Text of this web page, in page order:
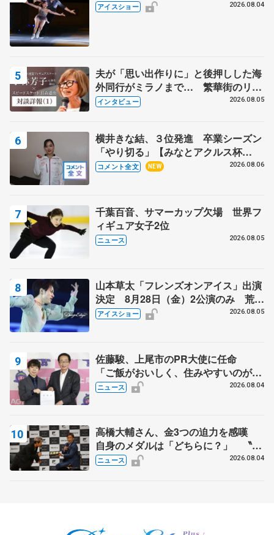
アイスショー 2026.08.04
夫が「思い出作りに」と後押しした海
外同行がミラノまで… 繁華街のリン
クでは不良のお兄さんも味方に 小林
インタビュー 2026.08.05
横井きな結、３位発進 卒業シーズン
「やり切る」【みなとアクルス杯
SP】
コメント全文 NEW 2026.08.06
千葉百音、サマーカップ欠場 世界フ
ィギュア女子2位
ニュース 2026.08.05
山本草太「フレンズオンアイス」出演
決定 8月28日（金）2公演のみ 荒川
静香さんプロデュース、20周年のアイ
アイスショー 2026.08.05
佐藤駿、上尾市のPR大使に任命
「ご飯がおいしく、住みやすいのが魅
力」
ニュース 2026.08.04
高橋大輔さん、金3つの迫力を感嘆
自身のメダルは「どちらに？」 〝リ
ス兄弟〟オリンピック3連覇の野村忠
ニュース 2026.08.04